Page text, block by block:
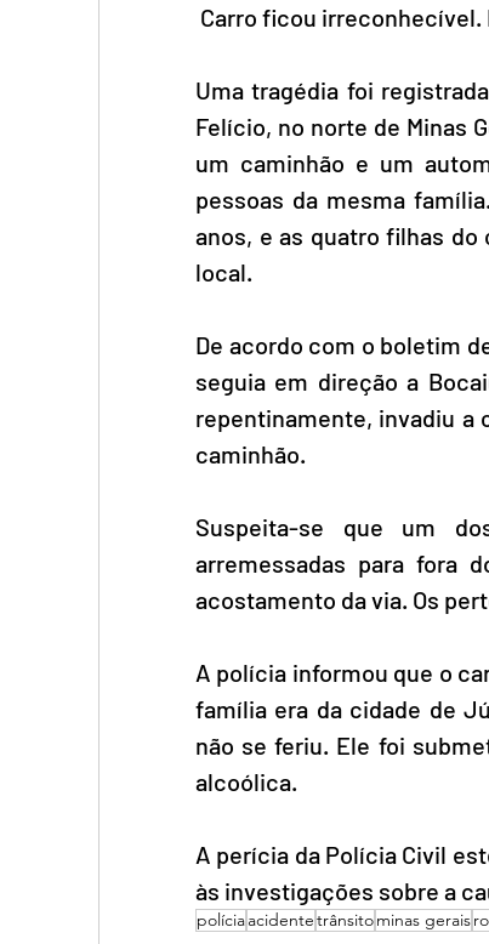
Carro ficou
Uma tragédia foi
Felício, no norte de Minas
um caminhão e um
pessoas da mesma
anos, e as quatro filhas do
local.
De acordo com o boletim
seguia em direção a
repentinamente, invadiu a
caminhão.
Suspeita-se que um
arremessadas para fora
acostamento da via. Os
A polícia informou que o
família era da cidade de
não se feriu. Ele foi
alcoólica.
A perícia da Polícia Civil
às investigações sobre a
políciaacidentetrânsitominas gerais